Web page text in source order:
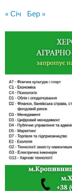
« Січ Бер »